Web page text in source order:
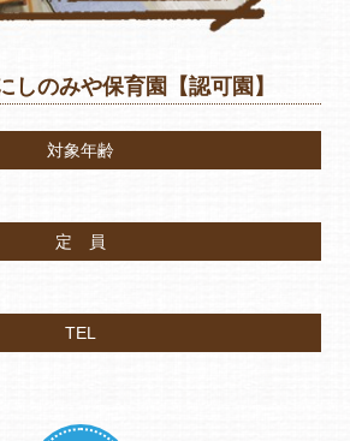
しのみや保育園【認可園】
対象年齢
定 員
TEL